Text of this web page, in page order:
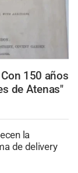
Con 150 años
de Atenas"
la
de delivery